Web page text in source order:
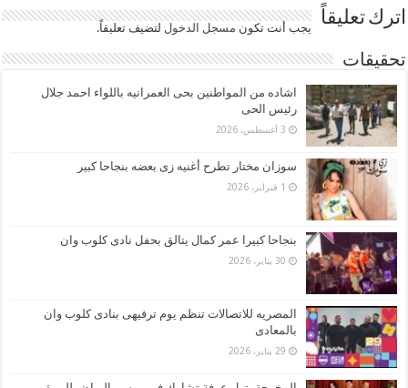
اترك تعليقاً يجب أنت تكون مسجل الدخول لتضيف تعليقاً.
تحقيقات
اشاده من المواطنين بحى العمرانيه باللواء احمد جلال
رئيس الحى
3 أغسطس، 2026
سوزان مختار تطرح أغنيه زى بعضه بنجاحا كبير
1 فبراير، 2026
بنجاحا كبيرا عمر كمال يتالق بحفل نادى كلوب وان
30 يناير، 2026
المصريه للاتصالات تنظم يوم ترفيهى بنادى كلوب وان
بالمعادى
29 يناير، 2026